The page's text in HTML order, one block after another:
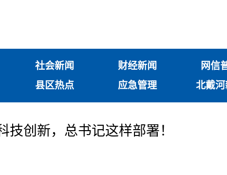
社会新闻 财经新闻 网信
县区热点 应急管理 北戴
技创新，总书记这样部署！